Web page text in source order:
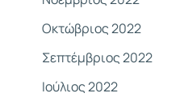
Οκτώβριος 2022
Σεπτέμβριος 2022
Ιούλιος 2022